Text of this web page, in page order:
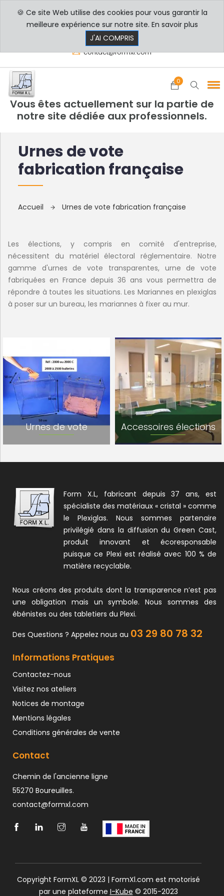
PROFESSIONNELS PARTICULIERS
contact@formxl.com
0
Vous êtes actuellement sur la partie de
notre site dédiée aux professionnels.
Urnes de vote
fabrication française
Accueil Urnes de vote fabrication française
Les élections, y compris en comité d'entreprise,
nécessitent du matériel électoral réglementaire. Notre
gamme d'urnes de vote transparentes, urne de vote
fabriquées en France depuis 36 ans vous permettra de
répondre à toutes les situations. Les Mariannes en plexiglas
à poser sur un bureau, les mariannes à fixer au mur.
Urnes de vote Accessoires élections
Form X.L, fabricant depuis 37 ans, est
spécialiste des matériaux « cristal » comme
le Plexiglas. Nous sommes partenaire
privilégié dans la diffusion du Green Cast,
produit innovant et écoresponsable
puisque ce Plexi est réalisé avec 100 % de
matière recyclable.
Nous créons des produits dont la transparence n’est pas
une obligation mais un symbole. Nous sommes des
ébénistes ou des tabletiers du Plexi.
Des Questions ? Appelez nous au 03 29 80 78 32
Informations Pratiques
Contactez-nous
Visitez nos ateliers
Notices de montage
Mentions légales
Conditions générales de vente
Contact
Chemin de l'ancienne ligne
55270 Boureuilles.
contact@formxl.com
Copyright FormXL © 2023 | FormXl.com est motorisé
par une plateforme I-Kube © 2015-2023
🍪 Ce site Web utilise des cookies pour vous garantir la
meilleure expérience sur notre site. En savoir plus
J'AI COMPRIS